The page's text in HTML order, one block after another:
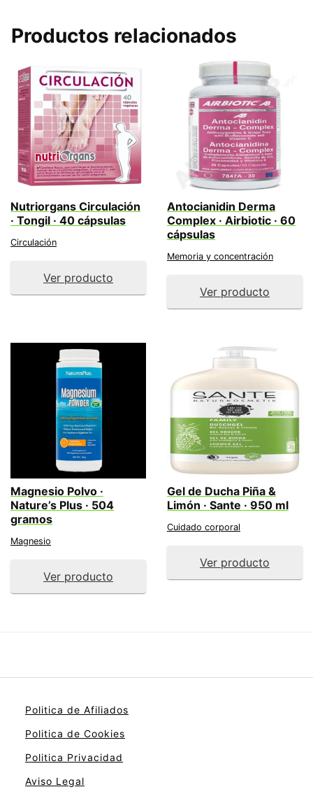
Productos relacionados
Nutriorgans Circulación
· Tongil · 40 cápsulas
Circulación
Ver producto
Antocianidin Derma
Complex · Airbiotic · 60
cápsulas
Memoria y concentración
Ver producto
Magnesio Polvo ·
Nature’s Plus · 504
gramos
Magnesio
Ver producto
Gel de Ducha Piña &
Limón · Sante · 950 ml
Cuidado corporal
Ver producto
Politica de Afiliados
Politica de Cookies
Politica Privacidad
Aviso Legal